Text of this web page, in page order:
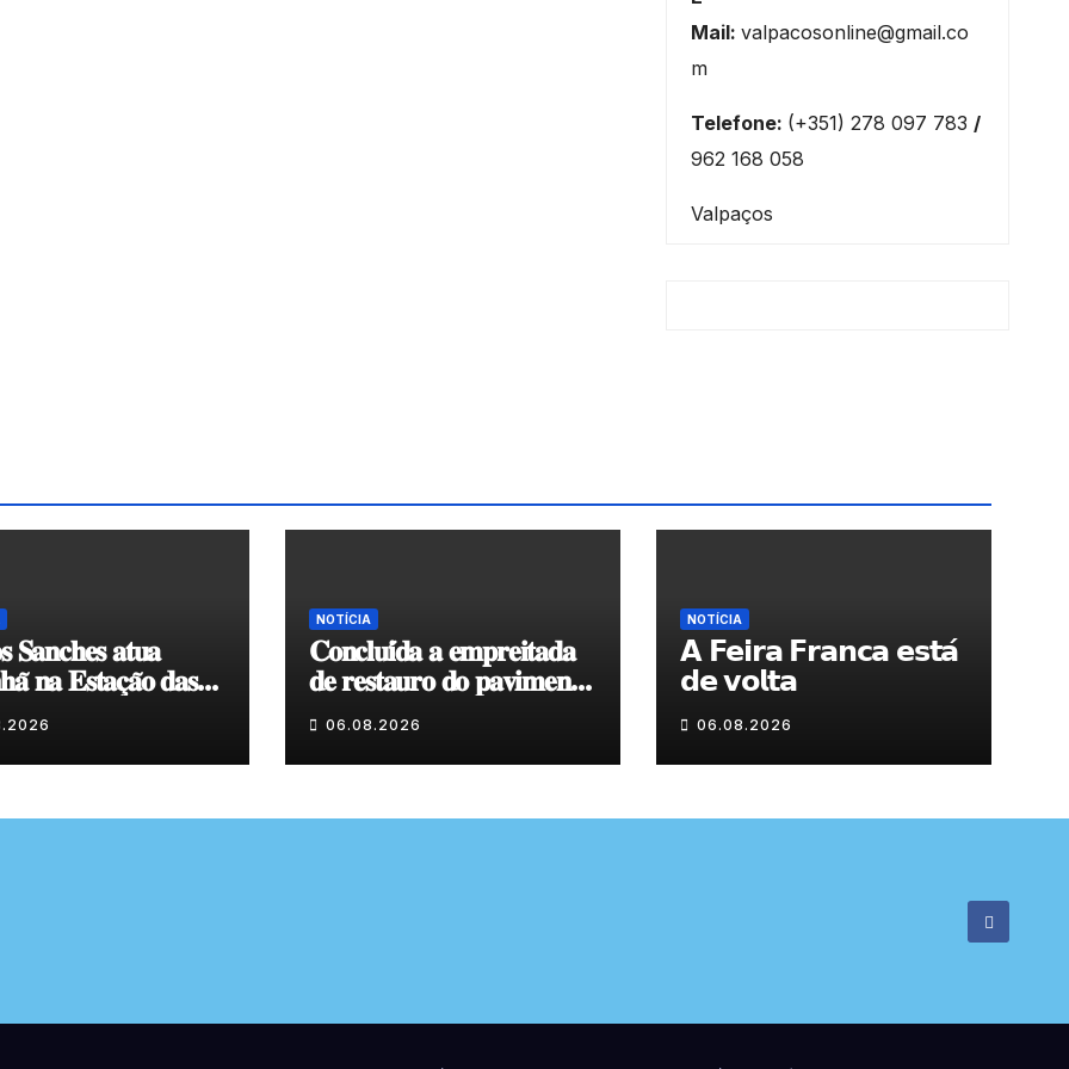
Mail: valpacosonline@gmail.co
m
Telefone: (+351) 278 097 783 /
962 168 058
Valpaços
𝐒𝐚𝐧𝐜𝐡𝐞𝐬 𝐚𝐭𝐮𝐚
𝐧𝐚 𝐄𝐬𝐭𝐚𝐜̧𝐚̃𝐨 𝐝𝐚𝐬
NOTÍCIA
𝐂𝐨𝐧𝐜𝐥𝐮𝐢́𝐝𝐚 𝐚 𝐞𝐦𝐩𝐫𝐞𝐢𝐭𝐚𝐝𝐚
𝐝𝐞 𝐫𝐞𝐬𝐭𝐚𝐮𝐫𝐨 𝐝𝐨 𝐩𝐚𝐯𝐢𝐦𝐞𝐧𝐭𝐨
𝐞𝐧𝐯𝐨𝐥𝐯𝐞𝐧𝐭𝐞 𝐚̀ 𝐂𝐚𝐩𝐞𝐥𝐚 𝐝𝐞
𝐂𝐨𝐯𝐚𝐬
06.08.2026
NOTÍCIA
𝗔 𝗙𝗲𝗶𝗿𝗮 𝗙𝗿𝗮𝗻𝗰𝗮 𝗲𝘀𝘁𝗮́
𝗱𝗲 𝘃𝗼𝗹𝘁𝗮
06.08.2026